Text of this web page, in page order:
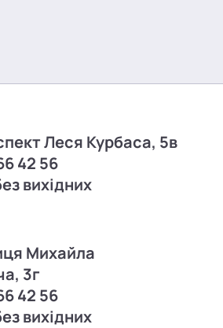
Леся Курбаса, 5в
42 56
вихідних
Михайла
3г
42 56
вихідних